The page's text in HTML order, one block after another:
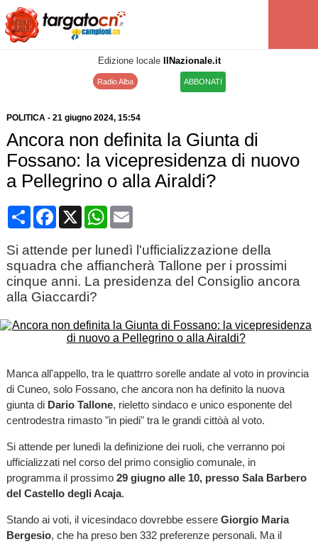
Edizione locale IlNazionale.it
Radio Alba ABBONATI
POLITICA- 21 giugno 2024, 15:54
Ancora non definita la Giunta di
Fossano: la vicepresidenza di nuovo
a Pellegrino o alla Airaldi?
CondividiFacebook
X WhatsApp
Email
Si attende per lunedì l'ufficializzazione della
squadra che affiancherà Tallone per i prossimi
cinque anni. La presidenza del Consiglio ancora
alla Giaccardi?
Manca all'appello, tra le quattrro sorelle andate al voto in provincia
di Cuneo, solo Fossano, che ancora non ha definito la nuova
giunta di Dario Tallone, rieletto sindaco e unico esponente del
centrodestra rimasto "in piedi" tra le grandi cittòà al voto.
Si attende per lunedì la definizione dei ruoli, che verranno poi
ufficializzati nel corso del primo consiglio comunale, in
programma il prossimo 29 giugno alle 10, presso Sala Barbero
del Castello degli Acaja.
Stando ai voti, il vicesindaco dovrebbe essere Giorgio Maria
Bergesio, che ha preso ben 332 preferenze personali. Ma il